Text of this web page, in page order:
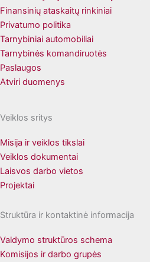
Finansinių ataskaitų rinkiniai
Privatumo politika
Tarnybiniai automobiliai
Tarnybinės komandiruotės
Paslaugos
Atviri duomenys
Veiklos sritys
Misija ir veiklos tikslai
Veiklos dokumentai
Laisvos darbo vietos
Projektai
Struktūra ir kontaktinė informacija
Valdymo struktūros schema
Komisijos ir darbo grupės